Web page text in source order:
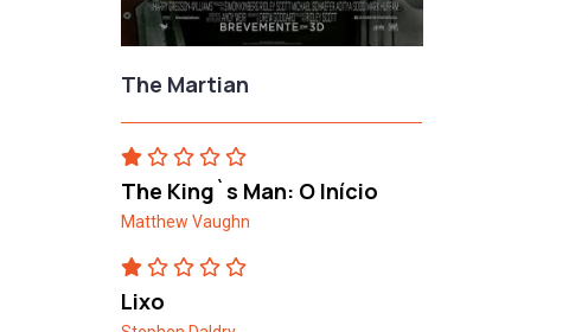
The Martian
The King`s Man: O Início
Matthew Vaughn
Lixo